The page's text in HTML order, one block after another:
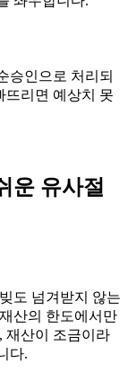
승인으로 처리되
뜨리면 예상치 못
운 유사절
도 넘겨받지 않는
산의 한도에서만
재산이 조금이라
다.